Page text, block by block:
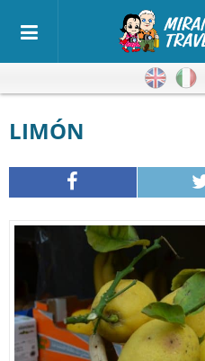
Inglés
LIMÓN